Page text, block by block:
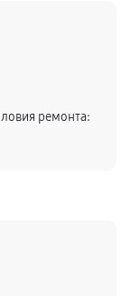
ремонта: